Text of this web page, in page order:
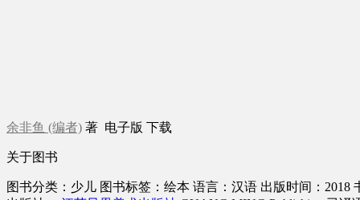
余非鱼 (编者) 著 电子版 下载
关于图书
图书分类：少儿 图书标签：绘本 语言：汉语 出版时间：2018